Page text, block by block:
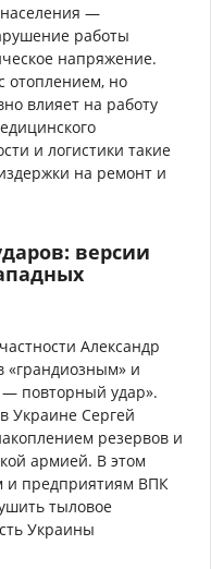
—
работы
напряжение.
отоплением, но
влияет на работу
и логистики такие
на ремонт и
версии
Александр
«грандиозным» и
повторный удар».
Украине Сергей
резервов и
армией. В этом
и предприятиям ВПК
тыловое
Украины